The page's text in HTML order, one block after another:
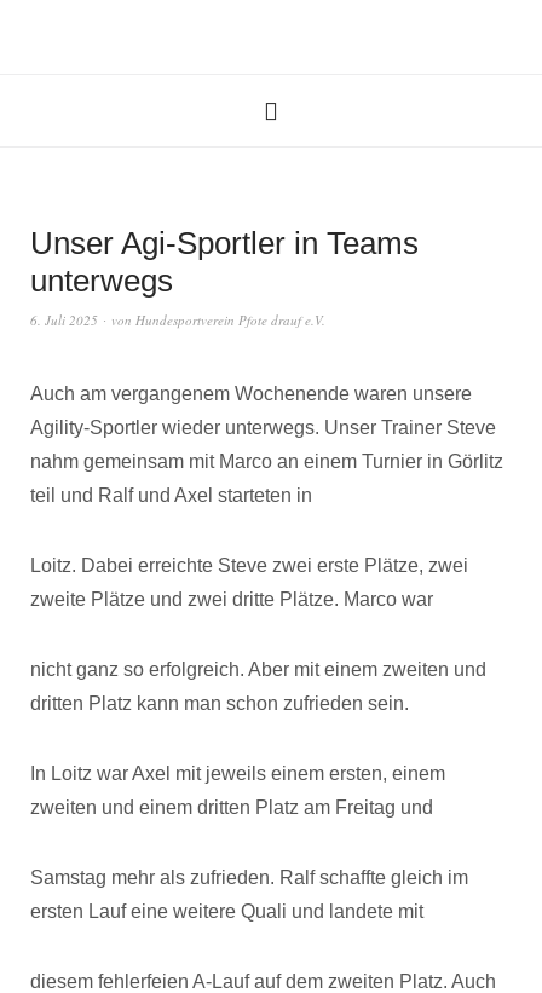
Unser Agi-Sportler in Teams
unterwegs
6. Juli 2025 von Hundesportverein Pfote drauf e.V.
Auch am vergangenem Wochenende waren unsere
Agility-Sportler wieder unterwegs. Unser Trainer Steve
nahm gemeinsam mit Marco an einem Turnier in Görlitz
teil und Ralf und Axel starteten in
Loitz. Dabei erreichte Steve zwei erste Plätze, zwei
zweite Plätze und zwei dritte Plätze. Marco war
nicht ganz so erfolgreich. Aber mit einem zweiten und
dritten Platz kann man schon zufrieden sein.
In Loitz war Axel mit jeweils einem ersten, einem
zweiten und einem dritten Platz am Freitag und
Samstag mehr als zufrieden. Ralf schaffte gleich im
ersten Lauf eine weitere Quali und landete mit
diesem fehlerfeien A-Lauf auf dem zweiten Platz. Auch